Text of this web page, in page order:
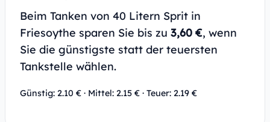
Beim Tanken von 40 Litern Sprit in
Friesoythe sparen Sie bis zu 3,60 €, wenn
Sie die günstigste statt der teuersten
Tankstelle wählen.
Günstig: 2.10 € · Mittel: 2.15 € · Teuer: 2.19 €